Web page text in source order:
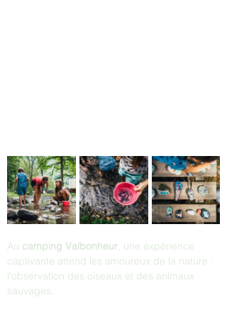
Au camping Valbonheur, une expérience
captivante attend les amoureux de la nature :
l'observation des oiseaux et des animaux
sauvages.